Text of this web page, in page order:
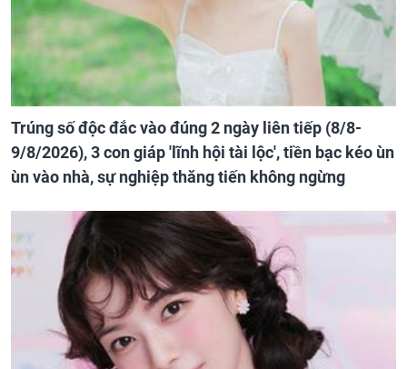
Trúng số độc đắc vào đúng 2 ngày liên tiếp (8/8-
9/8/2026), 3 con giáp 'lĩnh hội tài lộc', tiền bạc kéo ùn
ùn vào nhà, sự nghiệp thăng tiến không ngừng